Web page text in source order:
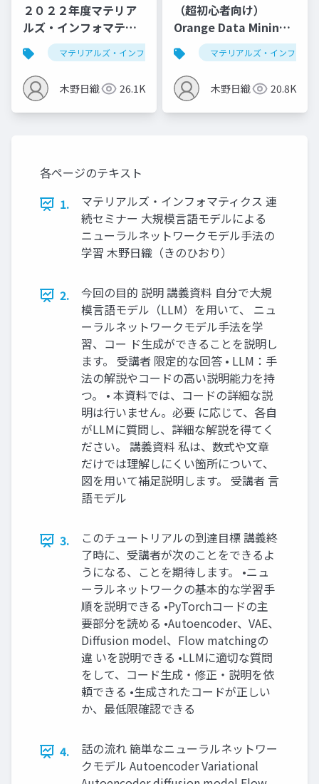
２０２２年度マテリア
ルズ・インフォマティ
クス連続セミナー：ベ
イズ最適化、推薦シス
テム
マテリアルズ・インフォマティクス データ解析学
木野日織 26.1K
（超初心者向け）
Orange Data Mining
によるマテリアルズ・
インフォマティクスハ
ンズオン第二回 （仮）
マテリアルズ・インフォマ
木野日織 20.8K
各ページのテキスト
1.
マテリアルズ・インフォマティクス 連
続セミナー 大規模言語モデルによる
ニューラルネットワークモデル手法の
学習 木野日織（きのひおり）
2.
今回の目的 説明 講義資料 自分で大規
模言語モデル（LLM）を用いて、 ニュ
ーラルネットワークモデル手法を学
習、コー ド生成ができることを説明し
ます。 受講者 限定的な回答 • LLM：手
法の解説やコードの高い説明能力を持
つ。 • 本資料では、コードの詳細な説
明は行いません。必要 に応じて、各自
がLLMに質問し、詳細な解説を得てく
ださい。 講義資料 私は、数式や文章
だけでは理解しにくい箇所について、
図を用いて補足説明します。 受講者 言
語モデル
3.
このチュートリアルの到達目標 講義終
了時に、受講者が次のことをできるよ
うになる、ことを期待します。 •ニュ
ーラルネットワークの基本的な学習手
順を説明できる •PyTorchコードの主
要部分を読める •Autoencoder、VAE、
Diffusion model、Flow matchingの
違 いを説明できる •LLMに適切な質問
をして、コード生成・修正・説明を依
頼できる •生成されたコードが正しい
か、最低限確認できる
4.
話の流れ 簡単なニューラルネットワー
クモデル Autoencoder Variational